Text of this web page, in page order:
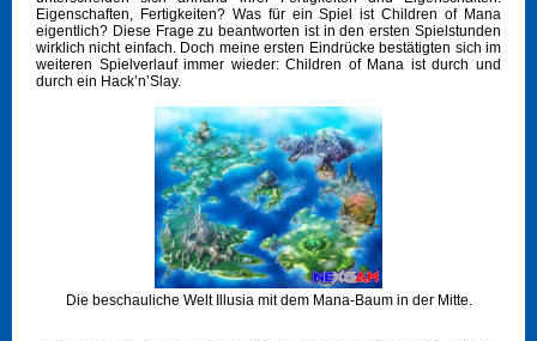
Eigenschaften, Fertigkeiten? Was für ein Spiel ist Children of Mana
eigentlich? Diese Frage zu beantworten ist in den ersten Spielstunden
wirklich nicht einfach. Doch meine ersten Eindrücke bestätigten sich im
weiteren Spielverlauf immer wieder: Children of Mana ist durch und
durch ein Hack’n’Slay.
Die beschauliche Welt Illusia mit dem Mana-Baum in der Mitte.